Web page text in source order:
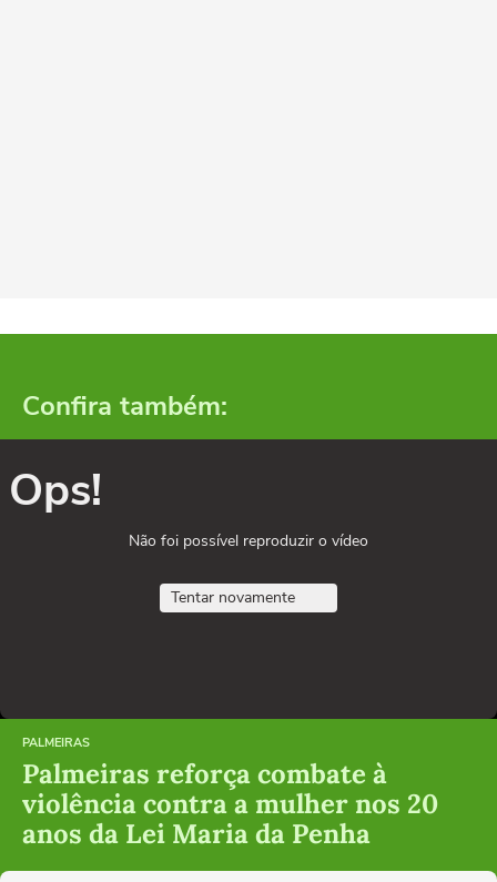
Confira também:
Ops!
Não foi possível reproduzir o vídeo
Tentar novamente
PALMEIRAS
Palmeiras reforça combate à
violência contra a mulher nos 20
anos da Lei Maria da Penha